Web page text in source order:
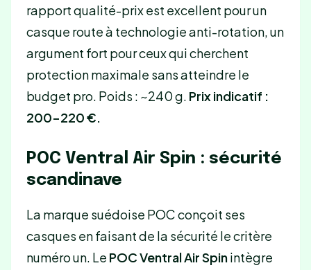
rapport qualité-prix est excellent pour un
casque route à technologie anti-rotation, un
argument fort pour ceux qui cherchent
protection maximale sans atteindre le
budget pro. Poids : ~240 g. Prix indicatif :
200-220 €.
POC Ventral Air Spin : sécurité
scandinave
La marque suédoise POC conçoit ses
casques en faisant de la sécurité le critère
numéro un. Le POC Ventral Air Spinintègre